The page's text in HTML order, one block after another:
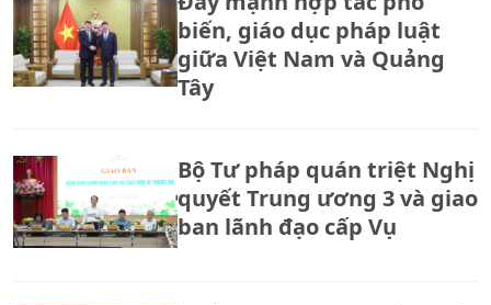
biến, giáo dục pháp luật
giữa Việt Nam và Quảng
Tây
Bộ Tư pháp quán triệt Nghị
quyết Trung ương 3 và giao
ban lãnh đạo cấp Vụ